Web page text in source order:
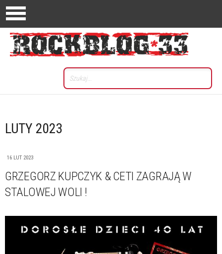
LUTY 2023
16 LUT 2023
GRZEGORZ KUPCZYK & CETI ZAGRAJĄ W
STALOWEJ WOLI !